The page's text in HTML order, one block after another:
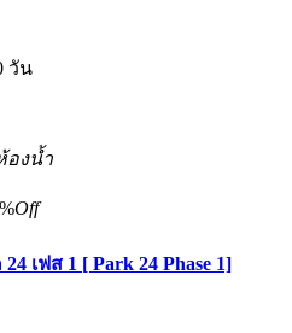
วัน
องน้ำ
Off
เฟส 1 [ Park 24 Phase 1]